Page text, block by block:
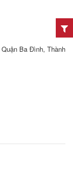
Ba Đình, Thành